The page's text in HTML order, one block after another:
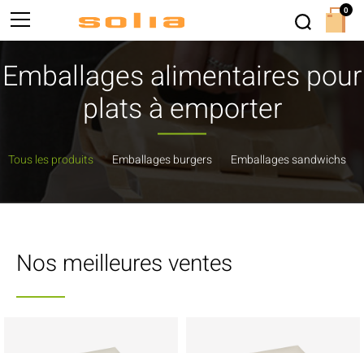
Emballages alimentaires pour
plats à emporter
Tous les produits Emballages burgers Emballages sandwichs
Nos meilleures ventes
0